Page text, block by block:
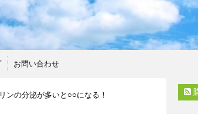
お問い合わせ
ンの分泌が多いと○○になる！